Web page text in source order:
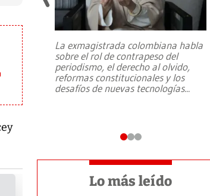
La exmagistrada colombiana habla
sobre el rol de contrapeso del
periodismo, el derecho al olvido,
reformas constitucionales y los
desafíos de nuevas tecnologías...
Lo más leído